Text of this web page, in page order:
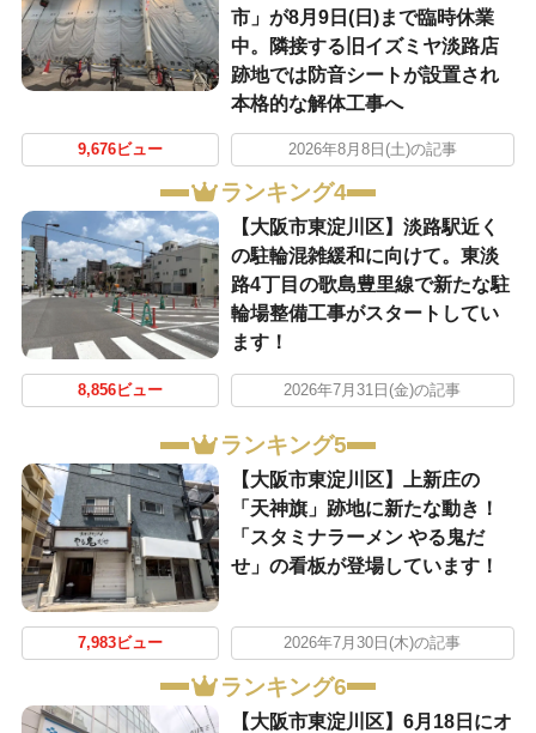
市」が8月9日(日)まで臨時休業
中。隣接する旧イズミヤ淡路店
跡地では防音シートが設置され
本格的な解体工事へ
9,676ビュー 2026年8月8日(土)の記事
ランキング4
【大阪市東淀川区】淡路駅近く
の駐輪混雑緩和に向けて。東淡
路4丁目の歌島豊里線で新たな駐
輪場整備工事がスタートしてい
ます！
8,856ビュー 2026年7月31日(金)の記事
ランキング5
【大阪市東淀川区】上新庄の
「天神旗」跡地に新たな動き！
「スタミナラーメン やる鬼だ
せ」の看板が登場しています！
7,983ビュー 2026年7月30日(木)の記事
ランキング6
【大阪市東淀川区】6月18日にオ